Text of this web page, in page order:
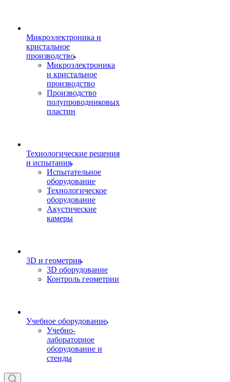
Микроэлектроника и
кристальное
производство
Микроэлектроника
и кристальное
производство
Производство
полупроводниковых
пластин
Технологические решения
и испытания
Испытательное
оборудование
Технологическое
оборудование
Акустические
камеры
3D и геометрия
3D оборудование
Контроль геометрии
Учебное оборудование
Учебно-
лабораторное
оборудование и
стенды